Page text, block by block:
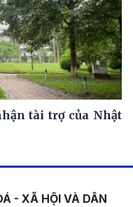
tài trợ của Nhật
- XÃ HỘI VÀ DÂN